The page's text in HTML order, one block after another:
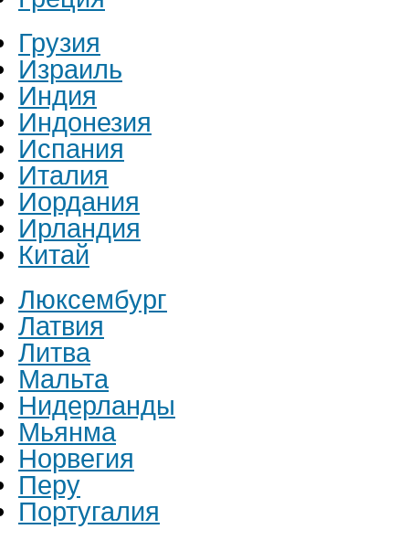
Грузия
Израиль
Индия
Индонезия
Испания
Италия
Иордания
Ирландия
Китай
Люксембург
Латвия
Литва
Мальта
Нидерланды
Мьянма
Норвегия
Перу
Португалия